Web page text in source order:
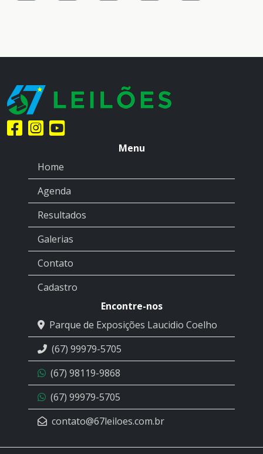
Menu
Home
Agenda
Resultados
Galerias
Contato
Cadastro
Encontre-nos
Parque de Exposições Laucidio Coelho
(67) 99979-5705
(67) 98119-9868
(67) 99979-5705
contato@67leiloes.com.br